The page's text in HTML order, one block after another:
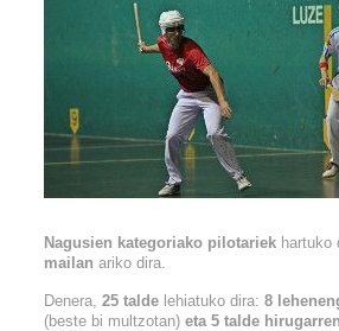
Nagusien kategoriako pilotariek hartuko
mailan ariko dira.
Denera, 25 talde lehiatuko dira: 8
(beste bi multzotan) eta 5 talde